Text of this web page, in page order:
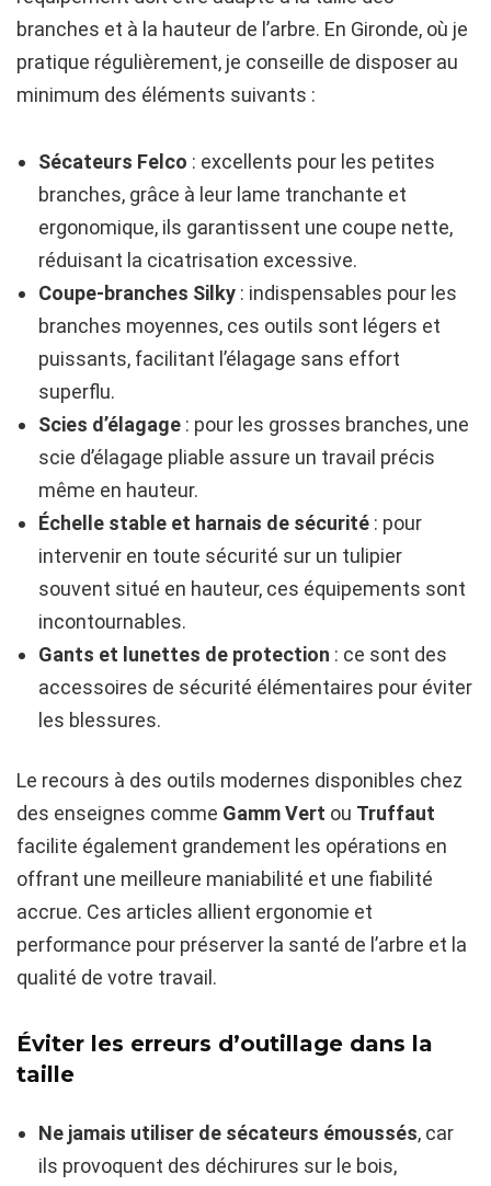
branches et à la hauteur de l’arbre. En Gironde, où je
pratique régulièrement, je conseille de disposer au
minimum des éléments suivants :
Sécateurs Felco : excellents pour les petites
branches, grâce à leur lame tranchante et
ergonomique, ils garantissent une coupe nette,
réduisant la cicatrisation excessive.
Coupe-branches Silky : indispensables pour les
branches moyennes, ces outils sont légers et
puissants, facilitant l’élagage sans effort
superflu.
Scies d’élagage : pour les grosses branches, une
scie d’élagage pliable assure un travail précis
même en hauteur.
Échelle stable et harnais de sécurité : pour
intervenir en toute sécurité sur un tulipier
souvent situé en hauteur, ces équipements sont
incontournables.
Gants et lunettes de protection : ce sont des
accessoires de sécurité élémentaires pour éviter
les blessures.
Le recours à des outils modernes disponibles chez
des enseignes comme Gamm Vert ou Truffaut
facilite également grandement les opérations en
offrant une meilleure maniabilité et une fiabilité
accrue. Ces articles allient ergonomie et
performance pour préserver la santé de l’arbre et la
qualité de votre travail.
Éviter les erreurs d’outillage dans la
taille
Ne jamais utiliser de sécateurs émoussés, car
ils provoquent des déchirures sur le bois,